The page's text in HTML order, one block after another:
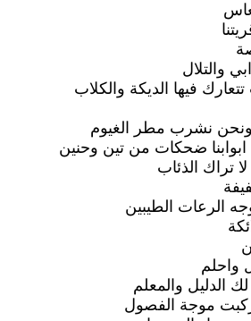
والتلال
فيها الديكة والكلاب
نشرب مطر الغيوم
ضحكات من تين وحنين
تراك الذئاب
الرعات الطيبين
واحلم
الدليل والمعلم
ركبت موجة الفصول